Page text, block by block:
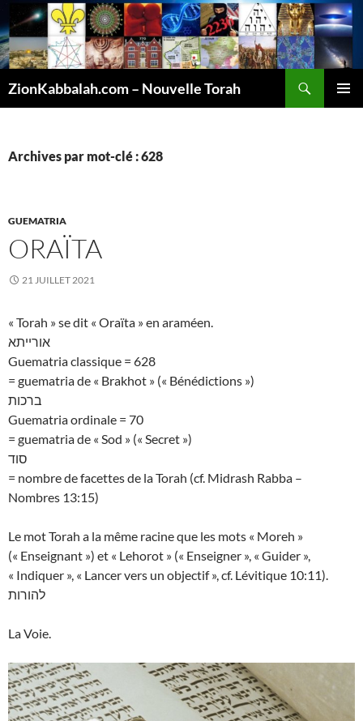
ZionKabbalah.com – Nouvelle Torah
Archives par mot-clé : 628
GUEMATRIA
ORAÏTA
21 JUILLET 2021
« Torah » se dit « Oraïta » en araméen.
אורייתא
Guematria classique = 628
= guematria de « Brakhot » (« Bénédictions »)
ברכות
Guematria ordinale = 70
= guematria de « Sod » (« Secret »)
סוד
= nombre de facettes de la Torah (cf. Midrash Rabba –
Nombres 13:15)
Le mot Torah a la même racine que les mots « Moreh »
(« Enseignant ») et « Lehorot » (« Enseigner », « Guider »,
« Indiquer », « Lancer vers un objectif », cf. Lévitique 10:11).
להורות
La Voie.